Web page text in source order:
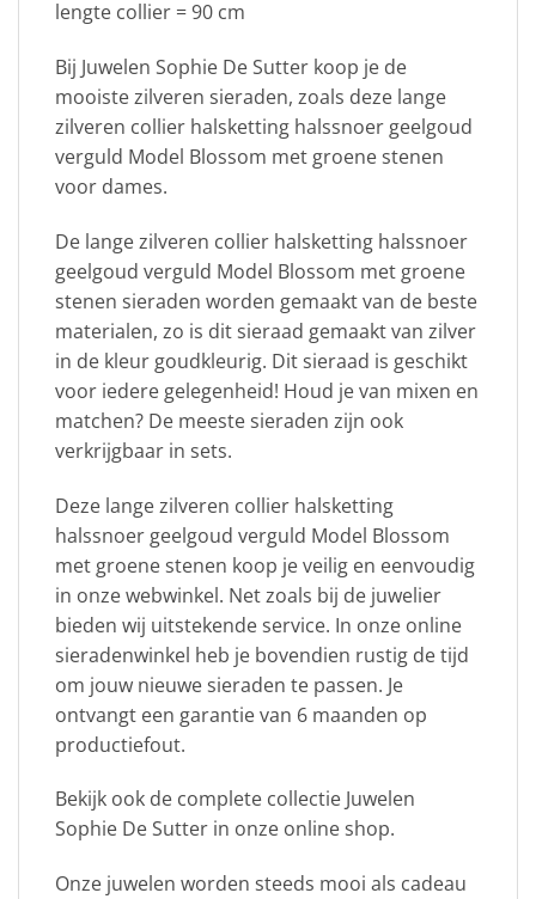
lengte collier = 90 cm
Bij Juwelen Sophie De Sutter koop je de
mooiste zilveren sieraden, zoals deze lange
zilveren collier halsketting halssnoer geelgoud
verguld Model Blossom met groene stenen
voor dames.
De lange zilveren collier halsketting halssnoer
geelgoud verguld Model Blossom met groene
stenen sieraden worden gemaakt van de beste
materialen, zo is dit sieraad gemaakt van zilver
in de kleur goudkleurig. Dit sieraad is geschikt
voor iedere gelegenheid! Houd je van mixen en
matchen? De meeste sieraden zijn ook
verkrijgbaar in sets.
Deze lange zilveren collier halsketting
halssnoer geelgoud verguld Model Blossom
met groene stenen koop je veilig en eenvoudig
in onze webwinkel. Net zoals bij de juwelier
bieden wij uitstekende service. In onze online
sieradenwinkel heb je bovendien rustig de tijd
om jouw nieuwe sieraden te passen. Je
ontvangt een garantie van 6 maanden op
productiefout.
Bekijk ook de complete collectie Juwelen
Sophie De Sutter in onze online shop.
Onze juwelen worden steeds mooi als cadeau